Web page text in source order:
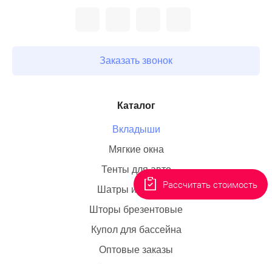
Каталог
Вкладыши
Мягкие окна
Тенты для авто
Шатры и палатки
Шторы брезентовые
Купол для бассейна
Оптовые заказы
Заказать звонок
Рассчитать стоимость